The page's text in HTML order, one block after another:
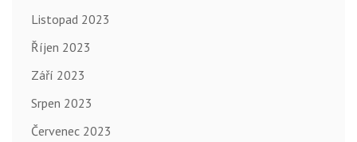
Listopad 2023
Říjen 2023
Září 2023
Srpen 2023
Červenec 2023